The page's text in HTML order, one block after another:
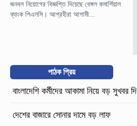
জনবল নিয়োগের বিজ্ঞপ্তি দিয়েছে বেঙ্গল কমার্শিয়াল
ব্যাংক পিএলসি। আগ্রহীরা আগামী...
পাঠক প্রিয়
বাংলাদেশি কর্মীদের আকামা নিয়ে বড় সুখবর
দেশের বাজারে সোনার দামে বড় লাফ